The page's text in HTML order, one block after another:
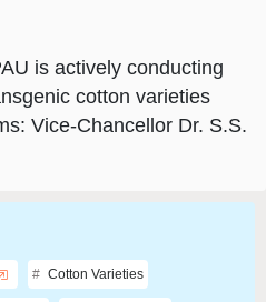
is actively conducting
cotton varieties
Vice-Chancellor Dr. S.S.
Cotton Varieties